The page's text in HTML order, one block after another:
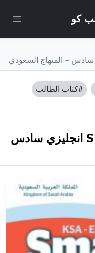
#كتاب الطالب
حل كتاب Smart Class 6 انجليزي سادس